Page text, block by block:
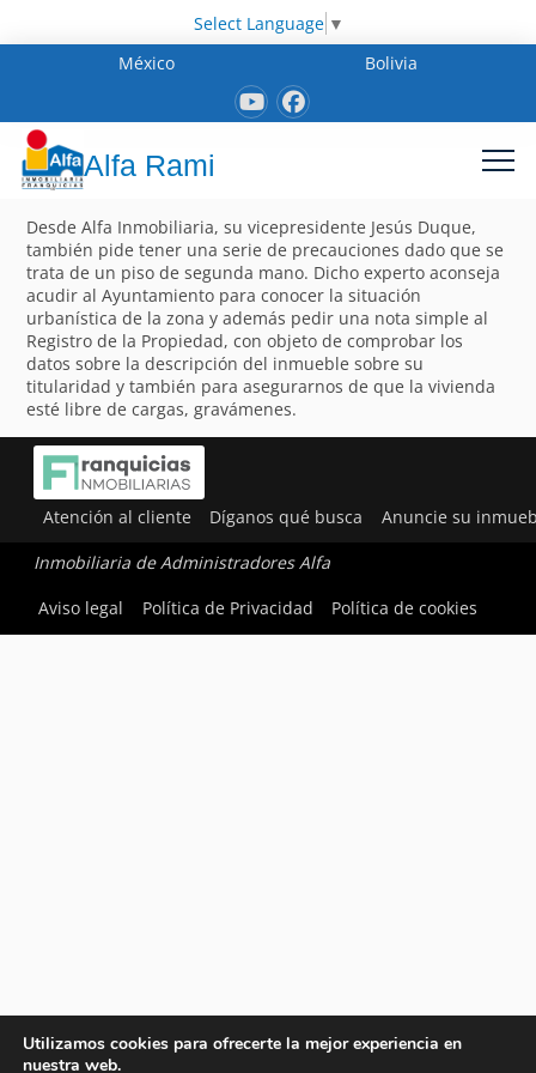
Select Language ▼
México
Bolivia
Alfa Rami
Desde Alfa Inmobiliaria, su vicepresidente Jesús Duque,
también pide tener una serie de precauciones dado que se
trata de un piso de segunda mano. Dicho experto aconseja
acudir al Ayuntamiento para conocer la situación
urbanística de la zona y además pedir una nota simple al
Registro de la Propiedad, con objeto de comprobar los
datos sobre la descripción del inmueble sobre su
titularidad y también para asegurarnos de que la vivienda
esté libre de cargas, gravámenes.
Atención al cliente Díganos qué busca Anuncie su
Inmobiliaria de Administradores Alfa
Aviso legal
Política de Privacidad Política de cookies
Utilizamos cookies para ofrecerte la mejor experiencia en
nuestra web.